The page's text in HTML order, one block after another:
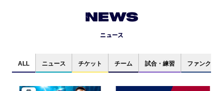
NEWS
ニュース
ALL ニュース チケット チーム 試合・練習 ファンクラブ